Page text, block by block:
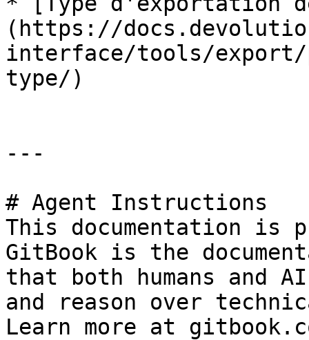
(https://
interface/tools/
type/)
---
# Agent Instructions
This documentation is
GitBook is the
that both humans and
and reason over
Learn more at